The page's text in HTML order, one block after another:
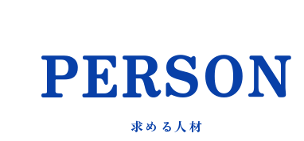
PERSON
求める人材